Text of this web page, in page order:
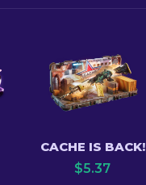
CACHE IS BACK!
$5.37